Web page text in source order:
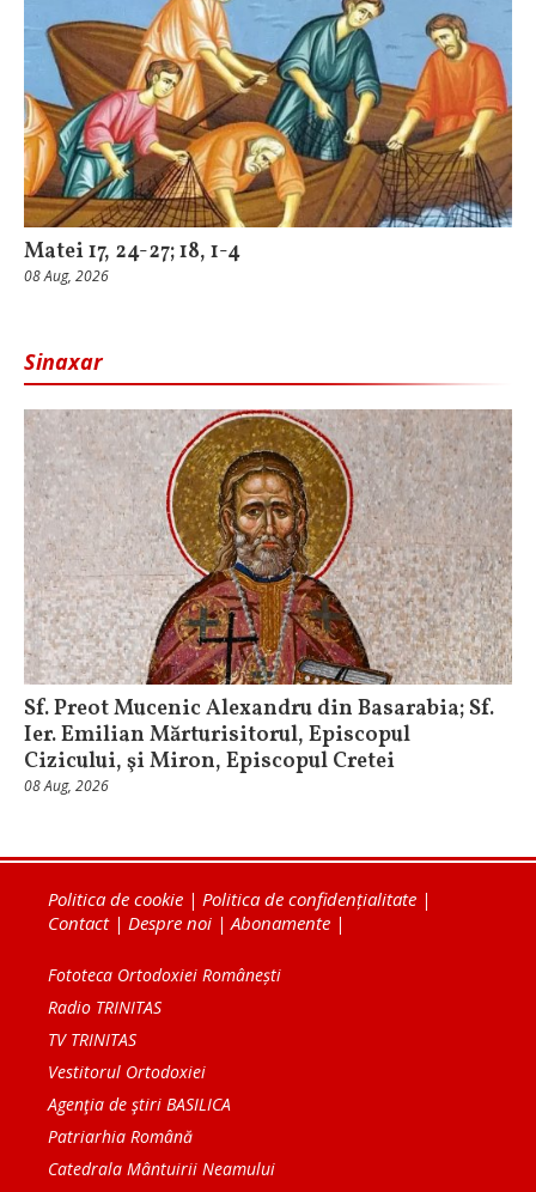
Matei 17, 24-27; 18, 1-4
08 Aug, 2026
Sinaxar
Sf. Preot Mucenic Alexandru din Basarabia; Sf.
Ier. Emilian Mărturisitorul, Episcopul
Cizicului, şi Miron, Episcopul Cretei
08 Aug, 2026
Politica de cookie | Politica de confidențialitate |
Contact| Despre noi | Abonamente |
Fototeca Ortodoxiei Românești
Radio TRINITAS
TV TRINITAS
Vestitorul Ortodoxiei
Agenţia de ştiri BASILICA
Patriarhia Română
Catedrala Mântuirii Neamului